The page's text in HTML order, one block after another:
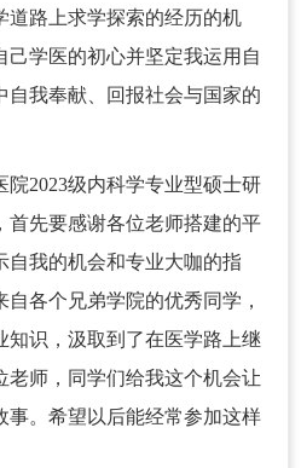
道路上求学探索的经历的机
己学医的初心并坚定我运用自
自我奉献、回报社会与国家的
院2023级内科学专业型硕士研
首先要感谢各位老师搭建的平
自我的机会和专业大咖的指
各个兄弟学院的优秀同学，
知识，汲取到了在医学路上继
老师，同学们给我这个机会让
事。希望以后能经常参加这样